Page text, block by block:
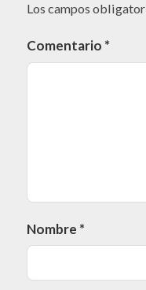
Los campos
Comentario *
Nombre *